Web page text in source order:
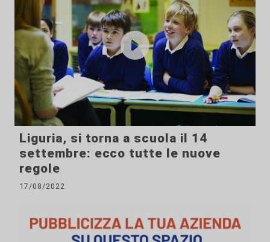
Liguria, si torna a scuola il 14
settembre: ecco tutte le nuove
regole
17/08/2022